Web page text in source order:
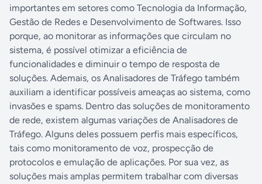
importantes em setores como Tecnologia da Informação,
Gestão de Redes e Desenvolvimento de Softwares. Isso
porque, ao monitorar as informações que circulam no
sistema, é possível otimizar a eficiência de
funcionalidades e diminuir o tempo de resposta de
soluções. Ademais, os Analisadores de Tráfego também
auxiliam a identificar possíveis ameaças ao sistema, como
invasões e spams. Dentro das soluções de monitoramento
de rede, existem algumas variações de Analisadores de
Tráfego. Alguns deles possuem perfis mais específicos,
tais como monitoramento de voz, prospecção de
protocolos e emulação de aplicações. Por sua vez, as
soluções mais amplas permitem trabalhar com diversas